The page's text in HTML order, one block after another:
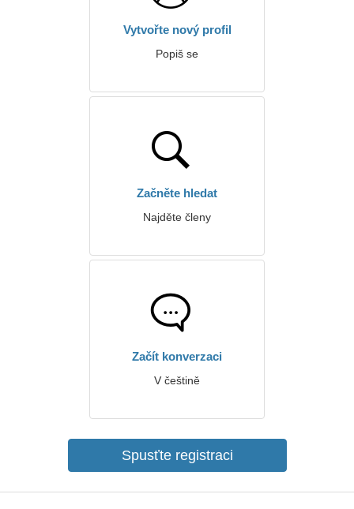
Vytvořte nový profil
Popiš se
Začněte hledat
Najděte členy
Začít konverzaci
V češtině
Spusťte registraci